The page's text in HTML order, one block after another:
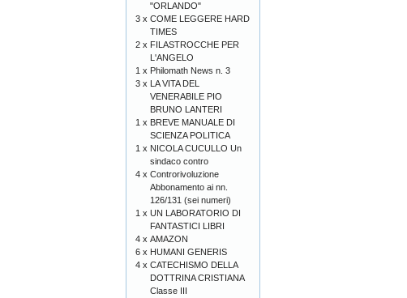
"ORLANDO"
3 x COME LEGGERE HARD
TIMES
2 x FILASTROCCHE PER
L'ANGELO
1 x Philomath News n. 3
3 x LA VITA DEL
VENERABILE PIO
BRUNO LANTERI
1 x BREVE MANUALE DI
SCIENZA POLITICA
1 x NICOLA CUCULLO Un
sindaco contro
4 x Controrivoluzione
Abbonamento ai nn.
126/131 (sei numeri)
1 x UN LABORATORIO DI
FANTASTICI LIBRI
4 x AMAZON
6 x HUMANI GENERIS
4 x CATECHISMO DELLA
DOTTRINA CRISTIANA
Classe III